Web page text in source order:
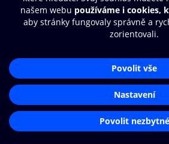
© O2 Czech Republic a.s.
Zásady zpracování osobních údajů
Nastavení cookies
Aplikace
Čti a
audioknihy